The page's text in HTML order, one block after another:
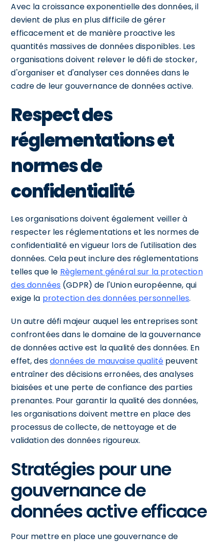
Avec la croissance exponentielle des données, il
devient de plus en plus difficile de gérer
efficacement et de manière proactive les
quantités massives de données disponibles. Les
organisations doivent relever le défi de stocker,
d'organiser et d'analyser ces données dans le
cadre de leur gouvernance de données active.
Respect des
réglementations et
normes de
confidentialité
Les organisations doivent également veiller à
respecter les réglementations et les normes de
confidentialité en vigueur lors de l'utilisation des
données. Cela peut inclure des réglementations
telles que le Règlement général sur la protection
des données (GDPR) de l'Union européenne, qui
exige la protection des données personnelles.
Un autre défi majeur auquel les entreprises sont
confrontées dans le domaine de la gouvernance
de données active est la qualité des données. En
effet, desdonnées de mauvaise qualité peuvent
entraîner des décisions erronées, des analyses
biaisées et une perte de confiance des parties
prenantes. Pour garantir la qualité des données,
les organisations doivent mettre en place des
processus de collecte, de nettoyage et de
validation des données rigoureux.
Stratégies pour une
gouvernance de
données active efficace
Pour mettre en place une gouvernance de